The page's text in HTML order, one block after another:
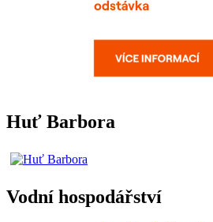
Huť Barbora
Vodní hospodářství